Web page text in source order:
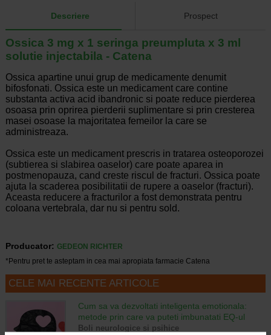
Descriere Prospect
Ossica 3 mg x 1 seringa preumpluta x 3 ml
solutie injectabila - Catena
Ossica apartine unui grup de medicamente denumit
bifosfonati. Ossica este un medicament care contine
substanta activa acid ibandronic si poate reduce pierderea
osoasa prin oprirea pierderii suplimentare si prin cresterea
masei osoase la majoritatea femeilor la care se
administreaza.
Ossica este un medicament prescris in tratarea osteoporozei
(subtierea si slabirea oaselor) care poate aparea in
postmenopauza, cand creste riscul de fracturi. Ossica poate
ajuta la scaderea posibilitatii de rupere a oaselor (fracturi).
Aceasta reducere a fracturilor a fost demonstrata pentru
coloana vertebrala, dar nu si pentru sold.
Producator: GEDEON RICHTER
*Pentru pret te asteptam in cea mai apropiata farmacie Catena
CELE MAI RECENTE ARTICOLE
Cum sa va dezvoltati inteligenta emotionala:
metode prin care va puteti imbunatati EQ-ul
Boli neurologice si psihice